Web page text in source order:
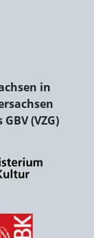
in
(VZG)